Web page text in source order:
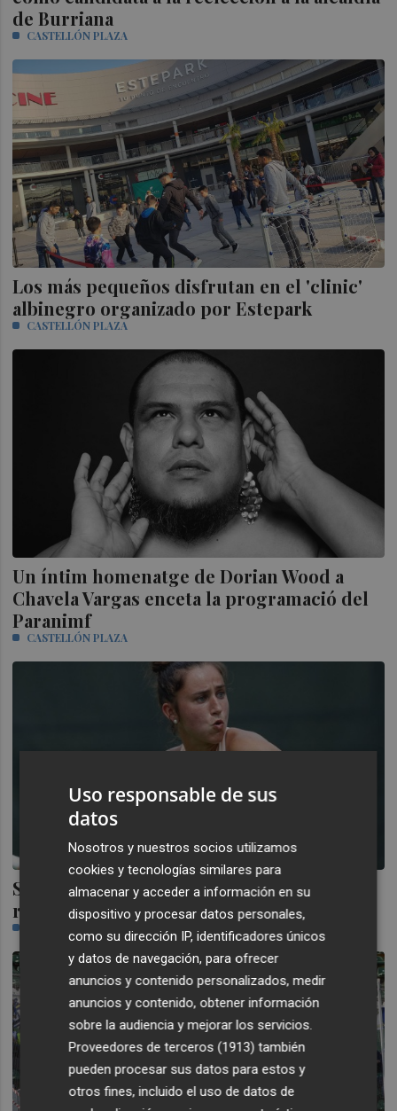
de Burriana
CASTELLÓN PLAZA
Los más pequeños disfrutan en el 'clinic'
albinegro organizado por Estepark
CASTELLÓN PLAZA
Un íntim homenatge de Dorian Wood a
Chavela Vargas enceta la programació del
Paranimf
CASTELLÓN PLAZA
Sorribes se despide de Miami en segunda
ronda tras caer ante Vekic por 6-3, 6-3
Uso responsable de sus
datos
Nosotros y nuestros socios utilizamos
cookies y tecnologías similares para
almacenar y acceder a información en su
dispositivo y procesar datos personales,
como su dirección IP, identificadores únicos
y datos de navegación, para ofrecer
anuncios y contenido personalizados, medir
anuncios y contenido, obtener información
sobre la audiencia y mejorar los servicios.
Proveedores de terceros (1913) también
pueden procesar sus datos para estos y
otros fines, incluido el uso de datos de